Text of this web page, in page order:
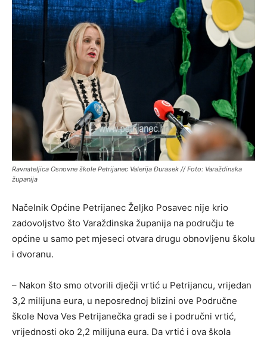
Ravnateljica Osnovne škole Petrijanec Valerija Đurasek // Foto: Varaždinska
županija
Načelnik Općine Petrijanec Željko Posavec nije krio
zadovoljstvo što Varaždinska županija na području te
općine u samo pet mjeseci otvara drugu obnovljenu školu
i dvoranu.
– Nakon što smo otvorili dječji vrtić u Petrijancu, vrijedan
3,2 milijuna eura, u neposrednoj blizini ove Područne
škole Nova Ves Petrijanečka gradi se i područni vrtić,
vrijednosti oko 2,2 milijuna eura. Da vrtić i ova škola